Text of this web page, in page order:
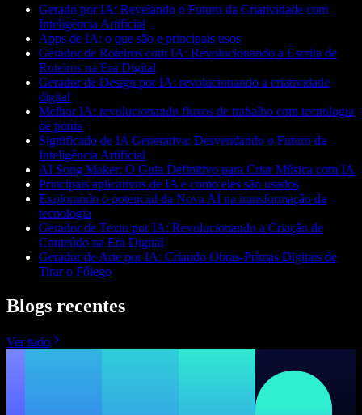
Gerado por IA: Revelando o Futuro da Criatividade com
Inteligência Artificial
Apps de IA: o que são e principais usos
Gerador de Roteiros com IA: Revolucionando a Escrita de
Roteiros na Era Digital
Gerador de Design por IA: revolucionando a criatividade
digital
Melhor IA: revolucionando fluxos de trabalho com tecnologia
de ponta
Significado de IA Generativa: Desvendando o Futuro da
Inteligência Artificial
AI Song Maker: O Guia Definitivo para Criar Música com IA
Principais aplicativos de IA e como eles são usados
Explorando o potencial da Nova AI na transformação da
tecnologia
Gerador de Texto por IA: Revolucionando a Criação de
Conteúdo na Era Digital
Gerador de Arte por IA: Criando Obras-Primas Digitais de
Tirar o Fôlego
Blogs recentes
Ver tudo